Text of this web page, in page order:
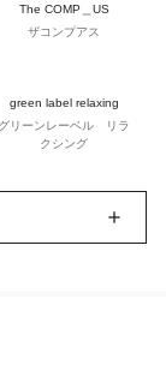
The COMP＿US
ザコンプアス
green label relaxing
グリーンレーベル リラ
クシング